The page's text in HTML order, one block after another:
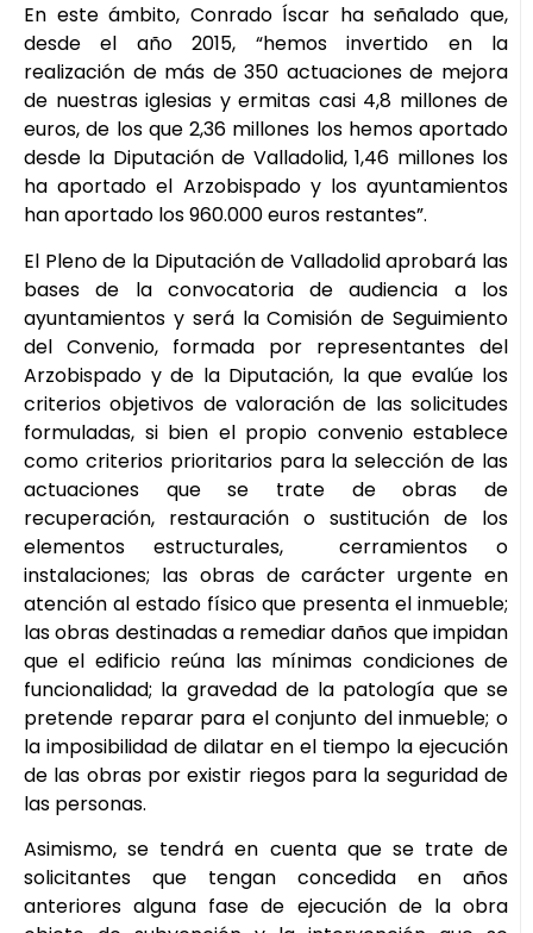
En este ámbito, Conrado Íscar ha señalado que,
desde el año 2015, “hemos invertido en la
realización de más de 350 actuaciones de mejora
de nuestras iglesias y ermitas casi 4,8 millones de
euros, de los que 2,36 millones los hemos aportado
desde la Diputación de Valladolid, 1,46 millones los
ha aportado el Arzobispado y los ayuntamientos
han aportado los 960.000 euros restantes”.
El Pleno de la Diputación de Valladolid aprobará las
bases de la convocatoria de audiencia a los
ayuntamientos y será la Comisión de Seguimiento
del Convenio, formada por representantes del
Arzobispado y de la Diputación, la que evalúe los
criterios objetivos de valoración de las solicitudes
formuladas, si bien el propio convenio establece
como criterios prioritarios para la selección de las
actuaciones que se trate de obras de
recuperación, restauración o sustitución de los
elementos estructurales, cerramientos o
instalaciones; las obras de carácter urgente en
atención al estado físico que presenta el inmueble;
las obras destinadas a remediar daños que impidan
que el edificio reúna las mínimas condiciones de
funcionalidad; la gravedad de la patología que se
pretende reparar para el conjunto del inmueble; o
la imposibilidad de dilatar en el tiempo la ejecución
de las obras por existir riegos para la seguridad de
las personas.
Asimismo, se tendrá en cuenta que se trate de
solicitantes que tengan concedida en años
anteriores alguna fase de ejecución de la obra